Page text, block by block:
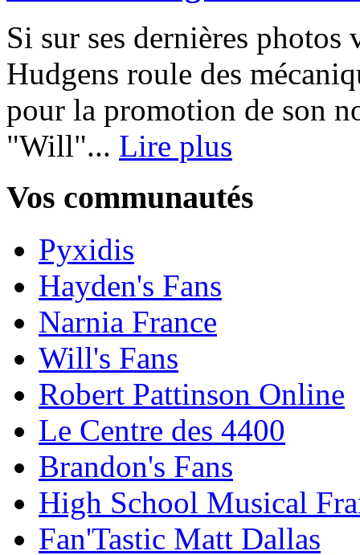
Si sur ses dernières photos
Hudgens roule des
pour la promotion de son
"Will"... Lire plus
Vos communautés
Pyxidis
Hayden's Fans
Narnia France
Will's Fans
Robert Pattinson Online
Le Centre des 4400
Brandon's Fans
High School Musical
Fan'Tastic Matt Dallas